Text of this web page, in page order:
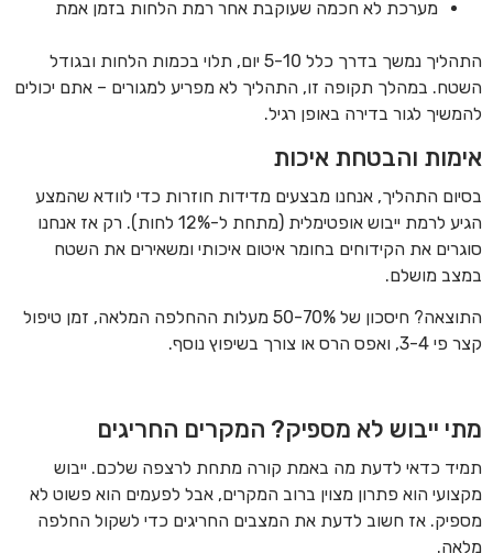
מערכת לא חכמה שעוקבת אחר רמת הלחות בזמן אמת
התהליך נמשך בדרך כלל 5-10 יום, תלוי בכמות הלחות ובגודל
השטח. במהלך תקופה זו, התהליך לא מפריע למגורים – אתם יכולים
להמשיך לגור בדירה באופן רגיל.
אימות והבטחת איכות
בסיום התהליך, אנחנו מבצעים מדידות חוזרות כדי לוודא שהמצע
הגיע לרמת ייבוש אופטימלית (מתחת ל-12% לחות). רק אז אנחנו
סוגרים את הקידוחים בחומר איטום איכותי ומשאירים את השטח
במצב מושלם.
התוצאה? חיסכון של 50-70% מעלות ההחלפה המלאה, זמן טיפול
קצר פי 3-4, ואפס הרס או צורך בשיפוץ נוסף.
מתי ייבוש לא מספיק? המקרים החריגים
תמיד כדאי לדעת מה באמת קורה מתחת לרצפה שלכם. ייבוש
מקצועי הוא פתרון מצוין ברוב המקרים, אבל לפעמים הוא פשוט לא
מספיק. אז חשוב לדעת את המצבים החריגים כדי לשקול החלפה
מלאה.